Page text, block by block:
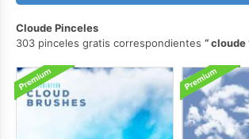
Cloude Pinceles
303 pinceles gratis correspondientes
cloude